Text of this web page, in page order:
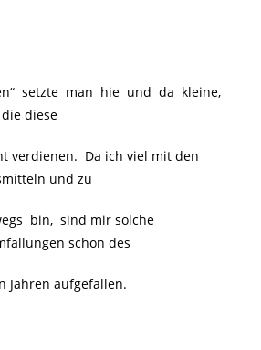
setzte man hie und da kleine,
diese
verdienen. Da ich viel mit den
und zu
bin, sind mir solche
schon des
Jahren aufgefallen.